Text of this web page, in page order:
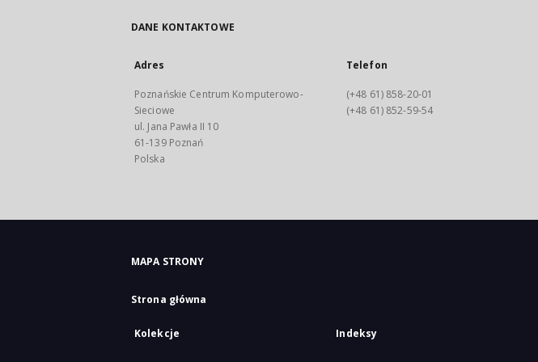
DANE KONTAKTOWE
Adres
Poznańskie Centrum Komputerowo-
Sieciowe
ul. Jana Pawła II 10
61-139 Poznań
Polska
Telefon
(+48 61) 858-20-01
(+48 61) 852-59-54
MAPA STRONY
Strona główna
Kolekcje Indeksy